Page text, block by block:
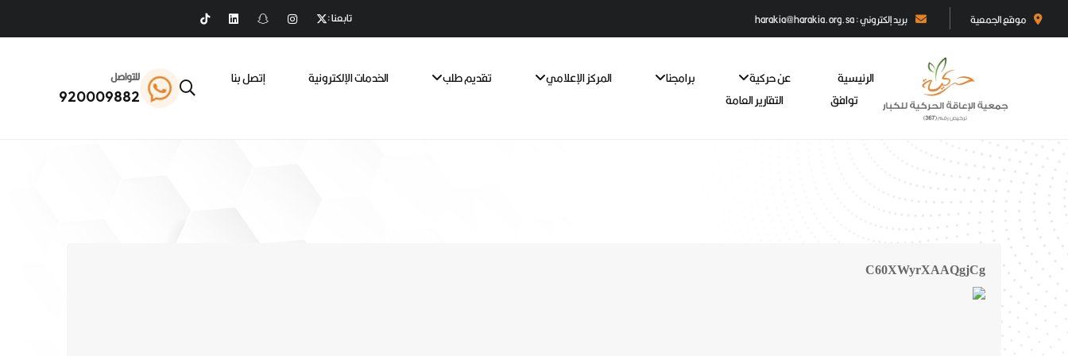
موقع الجمعية بريد إلكتروني : harakia@harakia.org.sa تابعنا :
الرئيسية عن حركية برامجنا المركز الإعلامي تقديم طلب الخدمات الإلكترونية
إتصل بنا
توافق
التقارير العامة
للتواصل
920009882
C60XWyrXAAQgjCg